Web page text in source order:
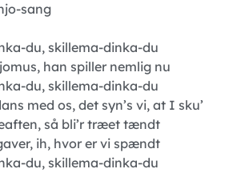
sang
du, skillema-dinka-du
han spiller nemlig nu
du, skillema-dinka-du
med os, det syn’s vi, at I sku’
så bli’r træet tændt
ih, hvor er vi spændt
du, skillema-dinka-du